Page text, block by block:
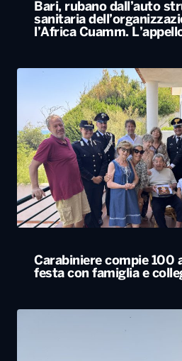
Bari, rubano dall’auto
sanitaria
l’Africa Cuamm.
Carabiniere compie 100
festa con famiglia e